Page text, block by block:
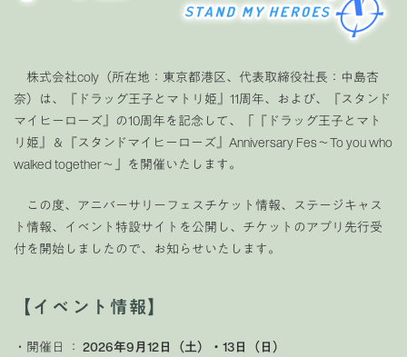
株式会社coly（所在地：東京都港区、代表取締役社長：中島杏
奈）は、『ドラッグ王子とマトリ姫』11周年、および、『スタンド
マイヒーローズ』の10周年を記念して、「『ドラッグ王子とマト
リ姫』＆『スタンドマイヒーローズ』Anniversary Fes〜To you who
walked together〜」を開催いたします。
この度、アニバーサリーフェスチケット情報、ステージキャス
ト情報、イベント特設サイトを公開し、チケットのアプリ先行受
付を開始しましたので、お知らせいたします。
【イベント情報】
・開催日 ： 2026年9月12日（土）・13日（日）